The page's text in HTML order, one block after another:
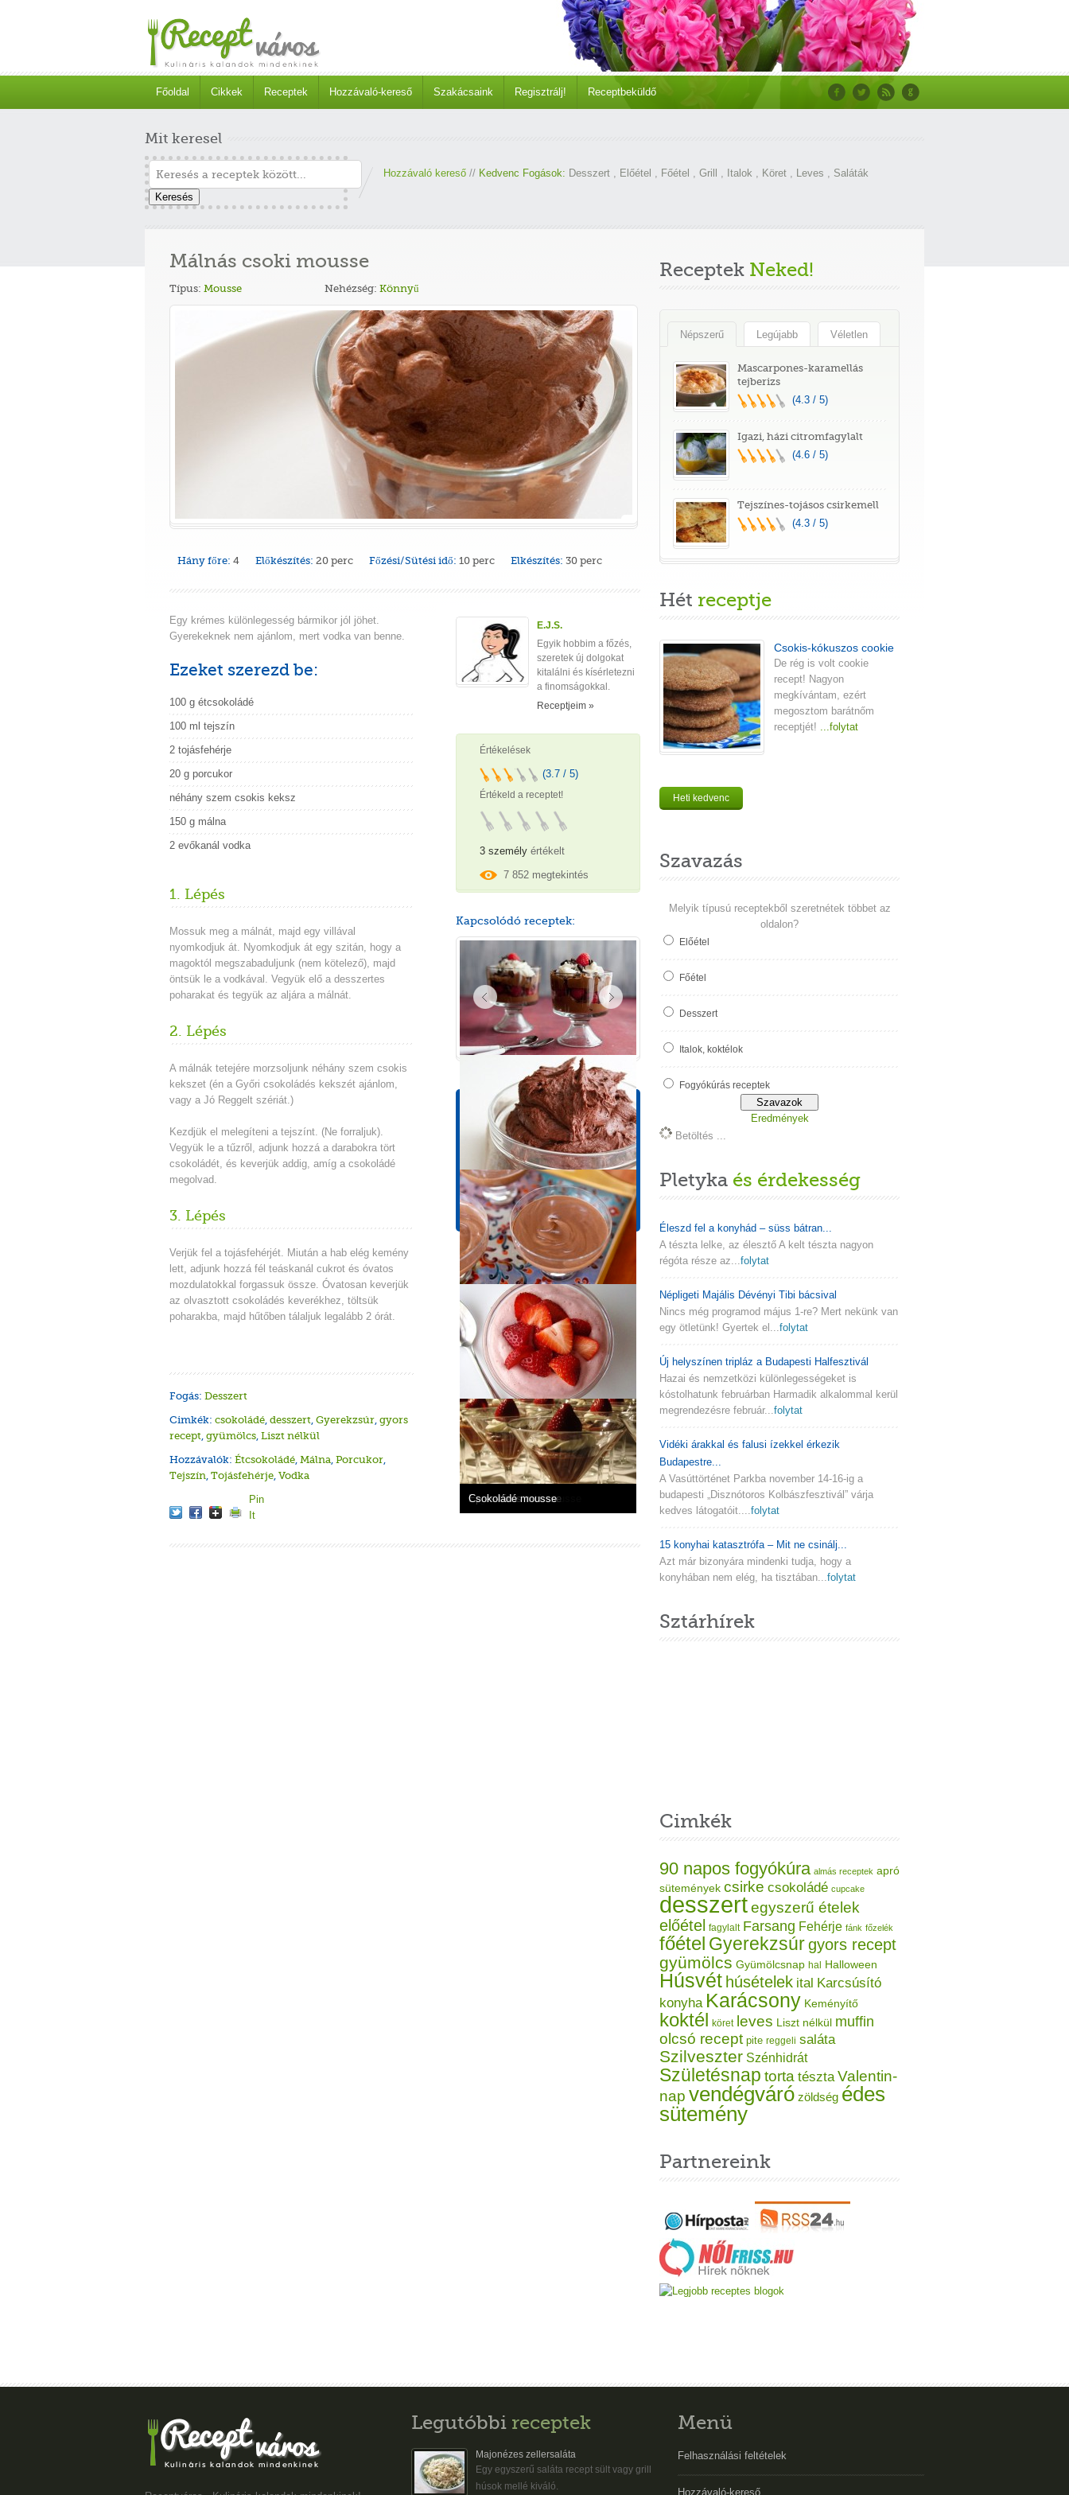
Főoldal Cikkek Receptek Hozzávaló-kereső Szakácsaink Regisztrálj! Receptbeküldő
Mit keresel
Keresés
Hozzávaló kereső // Kedvenc Fogások: Desszert , Előétel , Főétel , Grill , Italok , Köret , Leves , Saláták
Málnás csoki mousse
Típus: Mousse Nehézség: Könnyű
Hány főre: 4 Előkészítés: 20 perc Főzési/Sütési idő: 10 perc Elkészítés: 30 perc
Egy krémes különlegesség bármikor jól jöhet.
Gyerekeknek nem ajánlom, mert vodka van benne.
Ezeket szerezd be:
100 g étcsokoládé
100 ml tejszín
2 tojásfehérje
20 g porcukor
néhány szem csokis keksz
150 g málna
2 evőkanál vodka
1. Lépés
Mossuk meg a málnát, majd egy villával
nyomkodjuk át. Nyomkodjuk át egy szitán, hogy a
magoktól megszabaduljunk (nem kötelező), majd
öntsük le a vodkával. Vegyük elő a desszertes
poharakat és tegyük az aljára a málnát.
2. Lépés
A málnák tetejére morzsoljunk néhány szem csokis
kekszet (én a Győri csokoládés kekszét ajánlom,
vagy a Jó Reggelt szériát.)
Kezdjük el melegíteni a tejszínt. (Ne forraljuk).
Vegyük le a tűzről, adjunk hozzá a darabokra tört
csokoládét, és keverjük addig, amíg a csokoládé
megolvad.
3. Lépés
Verjük fel a tojásfehérjét. Miután a hab elég kemény
lett, adjunk hozzá fél teáskanál cukrot és óvatos
mozdulatokkal forgassuk össze. Óvatosan keverjük
az olvasztott csokoládés keverékhez, töltsük
poharakba, majd hűtőben tálaljuk legalább 2 órát.
Fogás: Desszert
Cimkék: csokoládé, desszert, Gyerekzsúr, gyors
recept, gyümölcs, Liszt nélkül
Hozzávalók: Étcsokoládé, Málna, Porcukor,
Tejszín, Tojásfehérje, Vodka
Pin
It
E.J.S.
Egyik hobbim a főzés,
szeretek új dolgokat
kitalálni és kísérletezni
a finomságokkal.
Receptjeim »
Értékelések
(3.7 / 5)
Értékeld a receptet!
3 személy értékelt
7 852 megtekintés
Kapcsolódó receptek:
Csokoládés-bogyós mousse
Gyors kakaókrém
Joghurtos csoki mousse
Epres-túrós mousse
Csokoládé mousse
Tápérték információk
1 adagra vonatkozik!
Energia
264 kcal
Zsír
10.6g
Szénhidrát
34.1g
Fehérje
5.2g
Receptek Neked!
Népszerű Legújabb Véletlen
Mascarpones-karamellás
tejberizs
(4.3 / 5)
Igazi, házi citromfagylalt
(4.6 / 5)
Tejszínes-tojásos csirkemell
(4.3 / 5)
Hét receptje
Csokis-kókuszos cookie
De rég is volt cookie
recept! Nagyon
megkívántam, ezért
megosztom barátnőm
receptjét! ...folytat
Heti kedvenc
Szavazás
Melyik típusú receptekből szeretnétek többet az
oldalon?
Előétel
Főétel
Desszert
Italok, koktélok
Fogyókúrás receptek
Eredmények
Betöltés ...
Pletyka és érdekesség
Éleszd fel a konyhád – süss bátran...
A tészta lelke, az élesztő A kelt tészta nagyon
régóta része az...folytat
Népligeti Majális Dévényi Tibi bácsival
Nincs még programod május 1-re? Mert nekünk van
egy ötletünk! Gyertek el...folytat
Új helyszínen tripláz a Budapesti Halfesztivál
Hazai és nemzetközi különlegességeket is
kóstolhatunk februárban Harmadik alkalommal kerül
megrendezésre február...folytat
Vidéki árakkal és falusi ízekkel érkezik
Budapestre...
A Vasúttörténet Parkba november 14-16-ig a
budapesti „Disznótoros Kolbászfesztivál” várja
kedves látogatóit....folytat
15 konyhai katasztrófa – Mit ne csinálj...
Azt már bizonyára mindenki tudja, hogy a
konyhában nem elég, ha tisztában...folytat
Sztárhírek
Cimkék
90 napos fogyókúra almás receptek apró
sütemények csirke csokoládé cupcake
desszertegyszerű ételek
előétel fagylalt Farsang Fehérje fánk főzelék
főétel Gyerekzsúrgyors recept
gyümölcs Gyümölcsnap hal Halloween
Húsvét húsételek ital Karcsúsító
konyha Karácsony Keményítő
koktél köret leves Liszt nélkül muffin
olcsó recept pite reggeli saláta
Szilveszter Szénhidrát
Születésnap torta tészta Valentin-
nap vendégváró zöldség édes
sütemény
Partnereink
Legutóbbi receptek
Majonézes zellersaláta
Egy egyszerű saláta recept sült vagy grill
húsok mellé kiváló.
Menü
Felhasználási feltételek
Hozzávaló-kereső